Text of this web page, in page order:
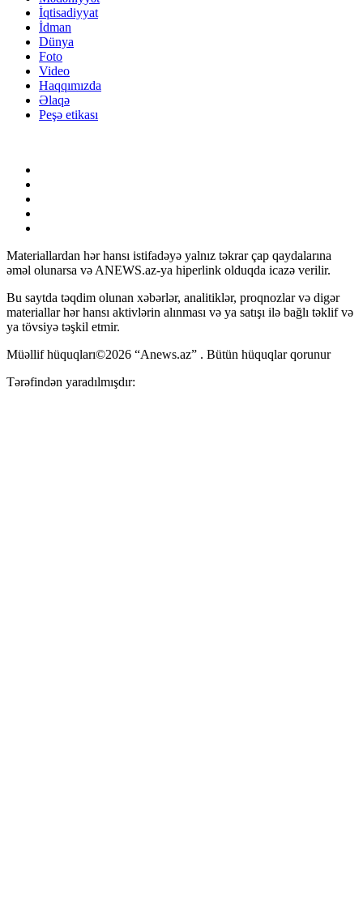
İqtisadiyyat
İdman
Dünya
Foto
Video
Haqqımızda
Əlaqə
Peşə etikası
Materiallardan hər hansı istifadəyə yalnız təkrar çap qaydalarına
əməl olunarsa və ANEWS.az-ya hiperlink olduqda icazə verilir.
Bu saytda təqdim olunan xəbərlər, analitiklər, proqnozlar və digər
materiallar hər hansı aktivlərin alınması və ya satışı ilə bağlı təklif və
ya tövsiyə təşkil etmir.
Müəllif hüquqları©2026 “Anews.az” . Bütün hüquqlar qorunur
Tərəfindən yaradılmışdır: